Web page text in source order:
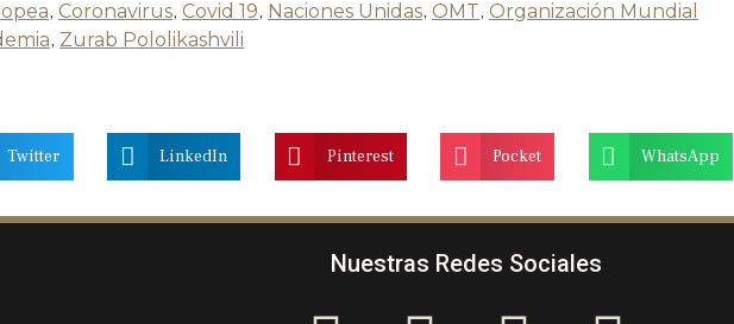
, Coronavirus, Covid 19, Naciones Unidas, OMT, Organización Mundial
, Zurab Pololikashvili
Twitter LinkedIn Pinterest Pocket WhatsApp
Nuestras Redes Sociales